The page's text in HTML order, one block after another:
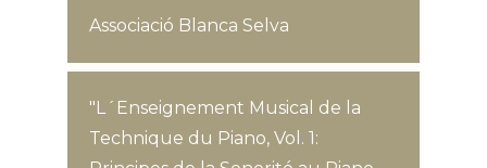
Associació Blanca Selva
"L´Enseignement Musical de la
Technique du Piano, Vol. 1: